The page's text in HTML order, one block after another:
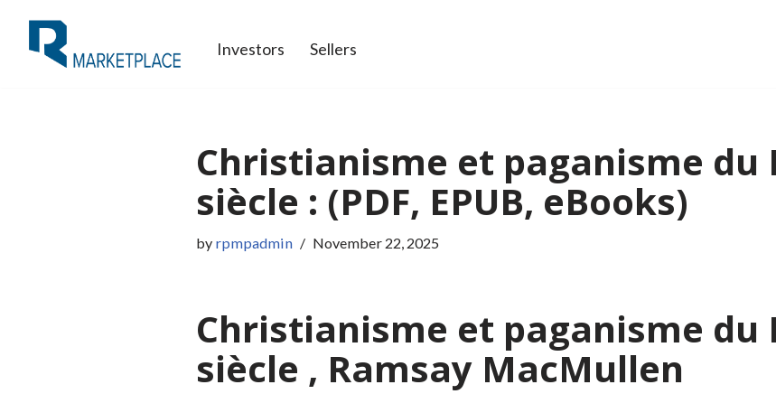
Skip
Investors Sellers
Christianisme et paganisme du
siècle : (PDF, EPUB, eBooks)
by rpmpadmin November 22, 2025
Christianisme et paganisme du
siècle , Ramsay MacMullen